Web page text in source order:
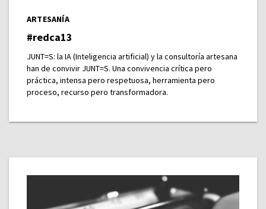
ARTESANÍA
#redca13
JUNT=S: la IA (Inteligencia artificial) y la consultoría artesana
han de convivir JUNT=S. Una convivencia crítica pero
práctica, intensa pero respetuosa, herramienta pero
proceso, recurso pero transformadora.